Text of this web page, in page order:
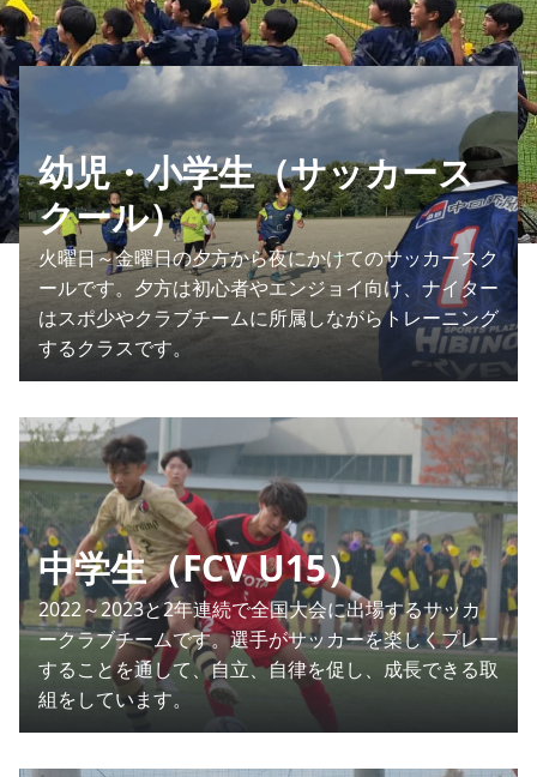
幼児・小学生（サッカース
クール）
火曜日～金曜日の夕方から夜にかけてのサッカースク
ールです。夕方は初心者やエンジョイ向け、ナイター
はスポ少やクラブチームに所属しながらトレーニング
するクラスです。
中学生（FCV U15）
2022～2023と2年連続で全国大会に出場するサッカ
ークラブチームです。選手がサッカーを楽しくプレー
することを通して、自立、自律を促し、成長できる取
組をしています。